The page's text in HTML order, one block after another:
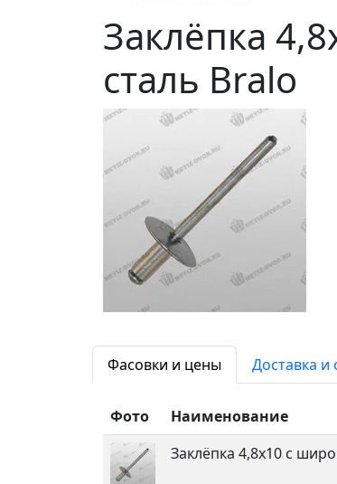
Заклёпка
сталь Bralo
Фасовки и цены Доставка и
Фото Наименование
Заклёпка 4,8х10 с